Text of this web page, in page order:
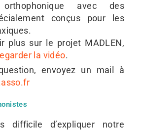
orthophonique avec des
conçus pour les
plus sur le projet MADLEN,
la vidéo.
envoyez un mail à
difficile d’expliquer notre